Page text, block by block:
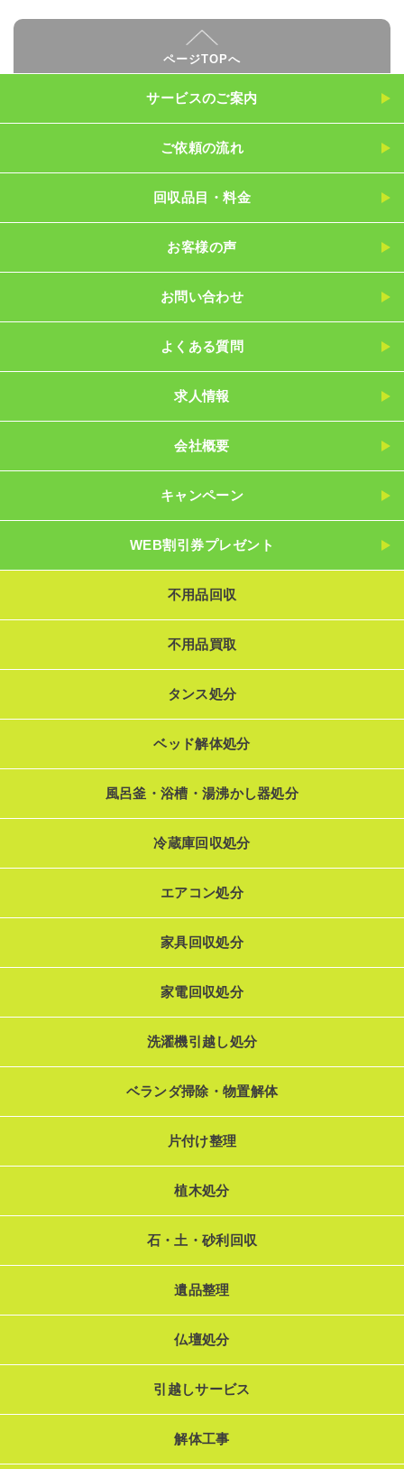
ページTOPへ
サービスのご案内
ご依頼の流れ
回収品目・料金
お客様の声
お問い合わせ
よくある質問
求人情報
会社概要
キャンペーン
WEB割引券プレゼント
不用品回収
不用品買取
タンス処分
ベッド解体処分
風呂釜・浴槽・湯沸かし器処分
冷蔵庫回収処分
エアコン処分
家具回収処分
家電回収処分
洗濯機引越し処分
ベランダ掃除・物置解体
片付け整理
植木処分
石・土・砂利回収
遺品整理
仏壇処分
引越しサービス
解体工事